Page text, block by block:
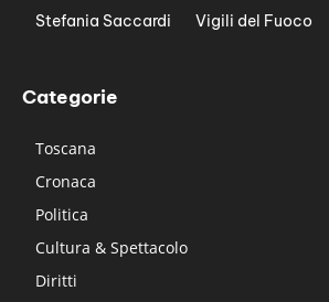
Stefania Saccardi
Vigili del Fuoco
Categorie
Toscana
Cronaca
Politica
Cultura & Spettacolo
Diritti